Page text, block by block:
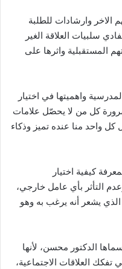
الاخر وارشادات للطلبة
سلبيات العلاقة الغير
المستقبلية واثرها على
واهميتها في اختيار
كل من لا يحصّل علامات
كل واحد منا عنده تميز وذكاء
كيفية اختيار
التأثر بأي عامل خارجي،
يشعر أنه يرغب به وهو
الدكتور محسن، لأنها
العلاقات الاجتماعية،